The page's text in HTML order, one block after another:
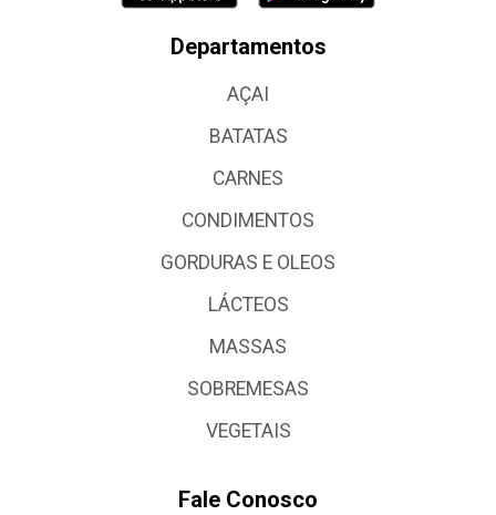
Departamentos
AÇAI
BATATAS
CARNES
CONDIMENTOS
GORDURAS E OLEOS
LÁCTEOS
MASSAS
SOBREMESAS
VEGETAIS
Fale Conosco